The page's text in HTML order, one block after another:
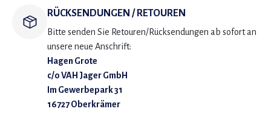
RÜCKSENDUNGEN / RETOUREN
Bitte senden Sie Retouren/Rücksendungen ab sofort an
unsere neue Anschrift:
Hagen Grote
c/o VAH Jager GmbH
Im Gewerbepark 31
16727 Oberkrämer